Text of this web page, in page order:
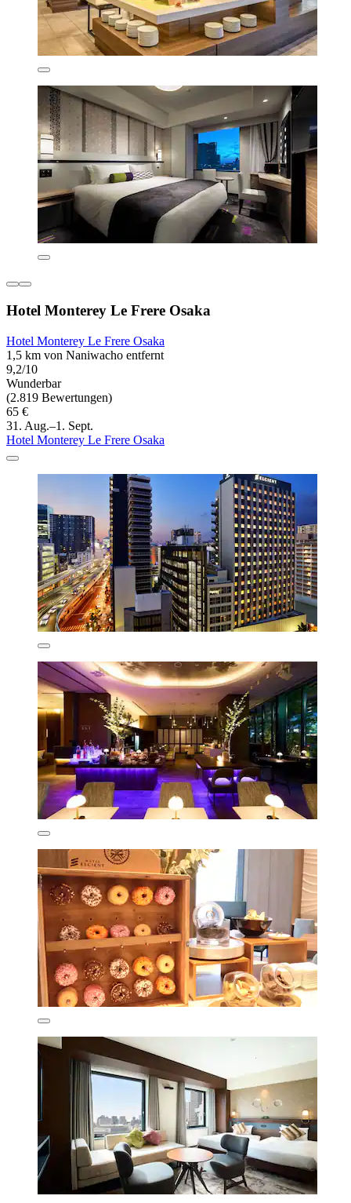
Hotel Monterey Le Frere Osaka
Hotel Monterey Le Frere Osaka
1,5 km von Naniwacho entfernt
9,2/10
Wunderbar
(2.819 Bewertungen)
65 €
31. Aug.–1. Sept.
Hotel Monterey Le Frere Osaka